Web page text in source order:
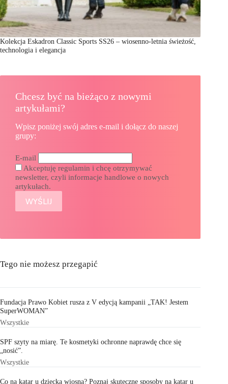
Kolekcja Eskadron Classic Sports SS26 – wiosenno-letnia świeżość,
technologia i elegancja
Chcesz być na bieżąco z nowymi
artykułami?
Wpisz poniżej swój adres e-mail i dołącz do naszej
grupy:
E-mail
Akceptuję regulamin i chcę otrzymywać
newsletter, czyli informacje handlowe o nowych
artykułach.
Tego nie możesz przegapić
Fundacja Prawo Kobiet rusza z V edycją kampanii „TAK! Jestem
SuperWOMAN”
Wszystkie
SPF szyty na miarę. Te kosmetyki ochronne naprawdę chce się
„nosić”.
Wszystkie
Co na katar u dziecka wiosną? Poznaj skuteczne sposoby na katar u